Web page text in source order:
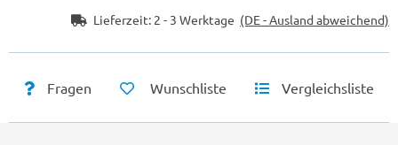
Lieferzeit: 2 - 3 Werktage (DE - Ausland abweichend)
Fragen Wunschliste Vergleichsliste